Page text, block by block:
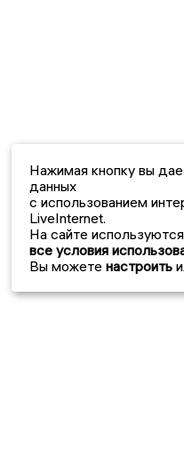
Нажимая кнопку вы
данных
с использованием
LiveInternet.
На сайте
все условия
Вы можете настроить